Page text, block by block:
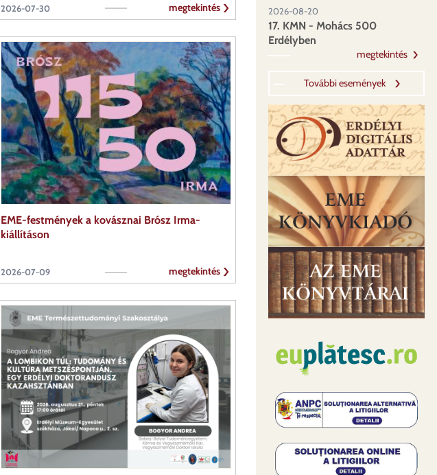
2026-07-30 megtekintés
EME-festmények a kovásznai Brósz Irma-
kiállításon
2026-07-09 megtekintés
2026-08-20
17. KMN - Mohács 500
Erdélyben
megtekintés
További események